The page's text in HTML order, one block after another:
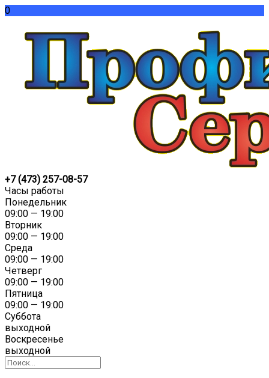
0
+7 (473) 257-08-57
Часы работы
Понедельник
09:00 — 19:00
Вторник
09:00 — 19:00
Среда
09:00 — 19:00
Четверг
09:00 — 19:00
Пятница
09:00 — 19:00
Суббота
выходной
Воскресенье
выходной